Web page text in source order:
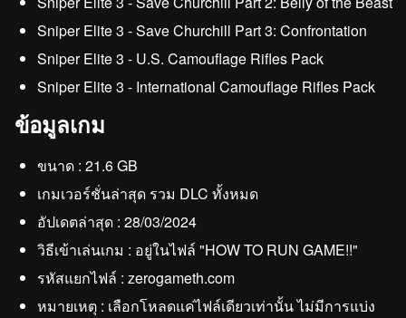
Sniper Elite 3 - Save Churchill Part 3: Confrontation
Sniper Elite 3 - U.S. Camouflage Rifles Pack
Sniper Elite 3 - International Camouflage Rifles Pack
ข้อมูลเกม
ขนาด : 21.6 GB
เกมเวอร์ชั่นล่าสุด รวม DLC ทั้งหมด
อัปเดตล่าสุด : 28/03/2024
วิธีเข้าเล่นเกม : อยู่ในไฟล์ "HOW TO RUN GAME!!"
รหัสแยกไฟล์ : zerogameth.com
หมายเหตุ : เลือกโหลดแค่ไฟล์เดียวเท่านั้น ไม่มีการแบ่ง